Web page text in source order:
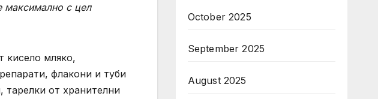
максимално с цел
кисело мляко,
флакони и туби
от хранителни
October 2025
September 2025
August 2025